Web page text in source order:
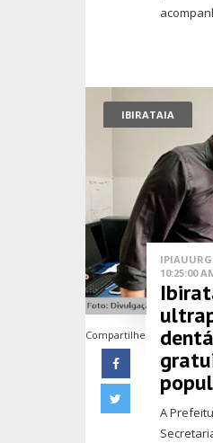
IBIRATAIA
Compartilhe
10:25:00
A